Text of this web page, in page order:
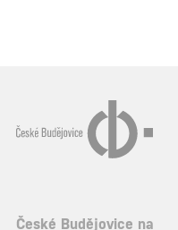
České Budějovice na